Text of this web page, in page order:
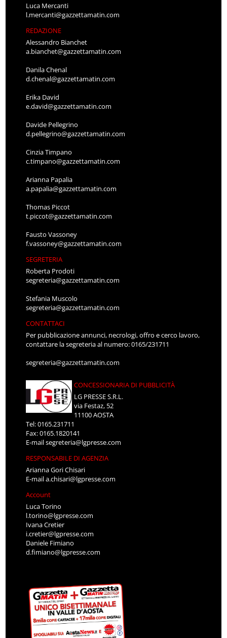
Luca Mercanti
l.mercanti@gazzettamatin.com
REDAZIONE
Alessandro Bianchet
a.bianchet@gazzettamatin.com
Danila Chenal
d.chenal@gazzettamatin.com
Erika David
e.david@gazzettamatin.com
Davide Pellegrino
d.pellegrino@gazzettamatin.com
Cinzia Timpano
c.timpano@gazzettamatin.com
Arianna Papalia
a.papalia@gazzettamatin.com
Thomas Piccot
t.piccot@gazzettamatin.com
Fausto Vassoney
f.vassoney@gazzettamatin.com
SEGRETERIA
Roberta Prodoti
segreteria@gazzettamatin.com
Stefania Muscolo
segreteria@gazzettamatin.com
CONTATTACI
Per pubblicazione annunci, necrologi, offro e cerco lavoro,
contattare la segreteria al numero: 0165/231711
segreteria@gazzettamatin.com
CONCESSIONARIA DI PUBBLICITÀ
LG PRESSE S.R.L.
via Festaz, 52
11100 AOSTA
Tel: 0165.231711
Fax: 0165.1820141
E-mailsegreteria@lgpresse.com
RESPONSABILE DI AGENZIA
Arianna Gori Chisari
E-maila.chisari@lgpresse.com
Account
Luca Torino
l.torino@lgpresse.com
Ivana Cretier
i.cretier@lgpresse.com
Daniele Fimiano
d.fimiano@lgpresse.com